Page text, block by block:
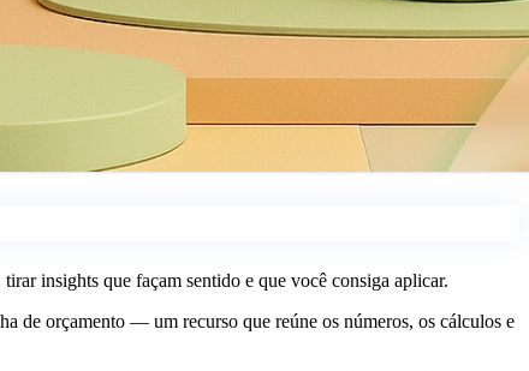
insights que façam sentido e que você consiga aplicar.
de orçamento — um recurso que reúne os números, os cálculos e